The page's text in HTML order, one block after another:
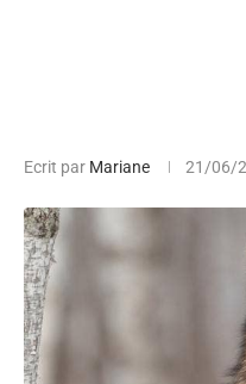
Ecrit par Mariane 21/06/